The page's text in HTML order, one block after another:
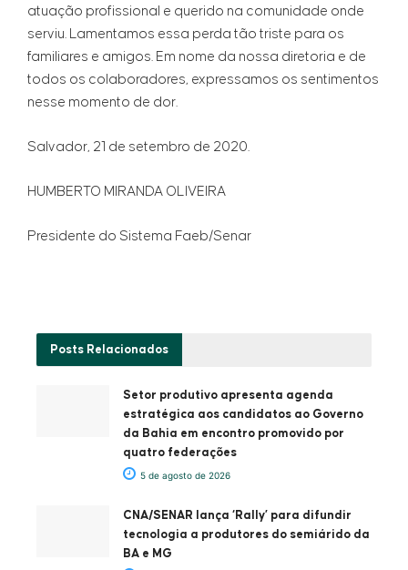
atuação profissional e querido na comunidade onde
serviu. Lamentamos essa perda tão triste para os
familiares e amigos. Em nome da nossa diretoria e de
todos os colaboradores, expressamos os sentimentos
nesse momento de dor.
Salvador, 21 de setembro de 2020.
HUMBERTO MIRANDA OLIVEIRA
Presidente do Sistema Faeb/Senar
Posts Relacionados
Setor produtivo apresenta agenda
estratégica aos candidatos ao Governo
da Bahia em encontro promovido por
quatro federações
5 de agosto de 2026
CNA/SENAR lança ‘Rally’ para difundir
tecnologia a produtores do semiárido da
BA e MG